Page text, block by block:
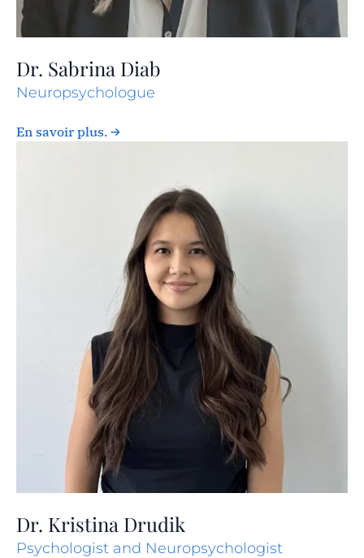
Dr. Sabrina Diab
Neuropsychologue
En savoir plus.
Dr. Kristina Drudik
Psychologist and Neuropsychologist